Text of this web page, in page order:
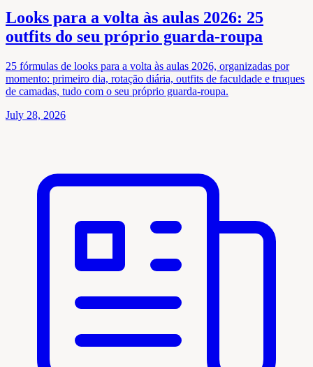
Looks para a volta às aulas 2026: 25
outfits do seu próprio guarda-roupa
25 fórmulas de looks para a volta às aulas 2026, organizadas por
momento: primeiro dia, rotação diária, outfits de faculdade e truques
de camadas, tudo com o seu próprio guarda-roupa.
July 28, 2026